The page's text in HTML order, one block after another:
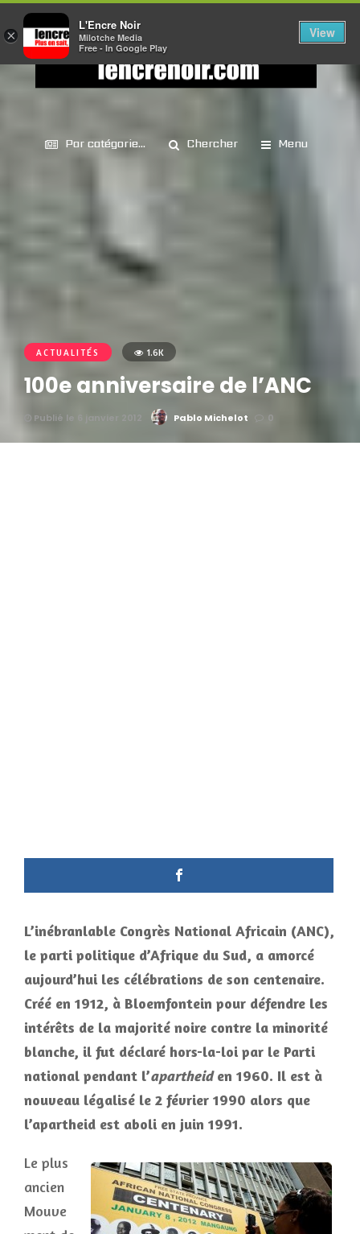
Par catégorie... Chercher Menu
ACTUALITÉS 1.6K
100e anniversaire de l’ANC
Publié le 6 janvier 2012 Pablo Michelot 0
L’inébranlable Congrès National Africain (ANC),
le parti politique d’Afrique du Sud, a amorcé
aujourd’hui les célébrations de son centenaire.
Créé en 1912, à Bloemfontein pour défendre les
intérêts de la majorité noire contre la minorité
blanche, il fut déclaré hors-la-loi par le Parti
national pendant l’apartheiden 1960. Il est à
nouveau légalisé le 2 février 1990 alors que
l’apartheid est aboli en juin 1991.
Le plus
ancien
Mouve
×
L'Encre Noir
Milotche Media
Free - In Google Play
View